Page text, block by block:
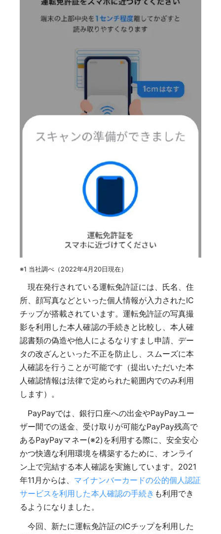
※1 当社調べ（2022年4月20日現在）
現在発行されている運転免許証には、氏名、住
所、顔写真などといった個人情報が入力されたIC
チップが搭載されています。運転免許証の写真撮
影を利用した本人確認の手続きと比較し、本人確
認書類の偽造や他人によるなりすまし申請、デー
タの改ざんといった不正を防止し、スムーズに本
人確認を行うことが可能です（提出いただいた本
人確認情報は法律で定められた範囲内でのみ利用
します）。
PayPayでは、銀行口座への出金やPayPayユー
ザー間での送金、受け取りが可能なPayPay残高で
あるPayPayマネー(※2)を利用する際に、安全安心
かつ快適な利用環境を構築するために、オンライ
ン上で完結する本人確認を実施しています。2021
年11月からは、 マイナンバーカードの公的個人認証
サービスを利用した本人確認の手続き も利用でき
るようになりました。
今回、新たに運転免許証のICチップを利用した